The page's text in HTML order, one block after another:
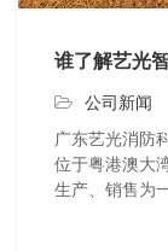
谁了解艺光
公司新闻
广东艺光消防
位于粤港澳大
生产、销售为